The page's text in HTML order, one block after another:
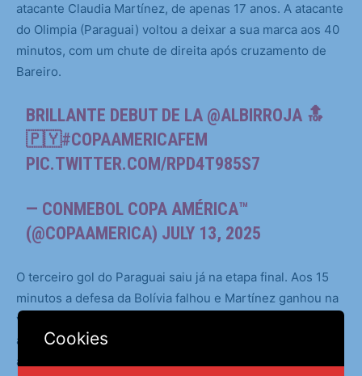
atacante Claudia Martínez, de apenas 17 anos. A atacante
do Olimpia (Paraguai) voltou a deixar a sua marca aos 40
minutos, com um chute de direita após cruzamento de
Bareiro.
BRILLANTE DEBUT DE LA @ALBIRROJA 🔝
🇵🇾#COPAAMERICAFEM
PIC.TWITTER.COM/RPD4T985S7
— CONMEBOL COPA AMÉRICA™️
(@COPAAMERICA) JULY 13, 2025
O terceiro gol do Paraguai saiu já na etapa final. Aos 15
minutos a defesa da Bolívia falhou e Martínez ganhou na
velocidade para marcar seu terceiro gol no confronto. Já
aos 45, Lice Chamorro marcou para dar números finais
ao marcador.
Cookies